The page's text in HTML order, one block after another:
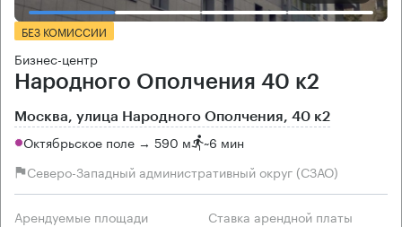
БЕЗ КОМИССИИ
Бизнес-центр
Народного Ополчения 40 к2
Москва, улица Народного Ополчения, 40 к2
Октябрьское поле → 590 м ~6 мин
Северо-Западный административный округ (СЗАО)
Арендуемые площади Ставка арендной платы